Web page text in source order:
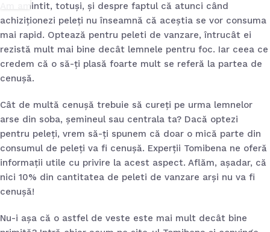
Am amintit, totuși, și despre faptul că atunci când
achiziționezi peleți nu înseamnă că aceștia se vor consuma
mai rapid. Optează pentru peleti de vanzare, întrucât ei
rezistă mult mai bine decât lemnele pentru foc. Iar ceea ce
credem că o să-ți plasă foarte mult se referă la partea de
cenușă.
Cât de multă cenușă trebuie să cureți pe urma lemnelor
arse din soba, șemineul sau centrala ta? Dacă optezi
pentru peleți, vrem să-ți spunem că doar o mică parte din
consumul de peleți va fi cenușă. Experții Tomibena ne oferă
informații utile cu privire la acest aspect. Aflăm, așadar, că
nici 10% din cantitatea de peleti de vanzare arși nu va fi
cenușă!
Nu-i așa că o astfel de veste este mai mult decât bine
alegi
de
și ce
30, 2026
tip de
de
sau
uri